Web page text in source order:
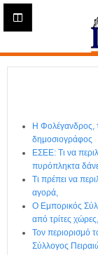
Η
ε
ρ
Η Φολέγανδρος,
δημοσιογράφος
ΕΣΕΕ: Τι να
πυρόπληκτα
Τι πρέπει να
αγορά,
Ο Εμπορικός
από τρίτες
Τον περιορισμό
Σύλλογος